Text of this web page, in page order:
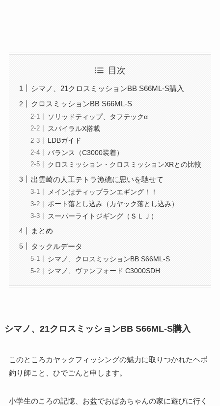
目次
シマノ、21クロスミッションBB S66ML-S購入
クロスミッションBB S66ML-S
ソリッドティップ、タフテックα
スパイラルX搭載
LDBガイド
バランス（C3000装着）
クロスミッション・クロスミッションXRとの比較
出雲崎の人工テトラ漁礁に思いを馳せて
メインはティップランエギング！！
ボート落とし込み（カヤック落とし込み）
スーパーライトジギング（ＳＬＪ）
まとめ
タックルデータ
シマノ、クロスミッションBB S66ML-S
シマノ、ヴァンフォード C3000SDH
シマノ、21クロスミッションBB S66ML-S購入
このところカヤックフィッシングの魅力に取りつかれたヘボ
釣り師こと、ひでごんと申します。
小学生のころの記憶、お盆でおばあちゃんの家に遊びに行く